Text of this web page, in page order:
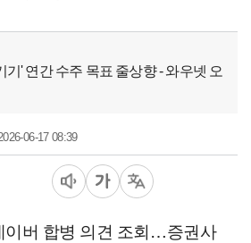
기' 연간 수주 목표 줄상향 - 와우넷 오
06-17 08:39
이버 합병 의견 조회…증권사